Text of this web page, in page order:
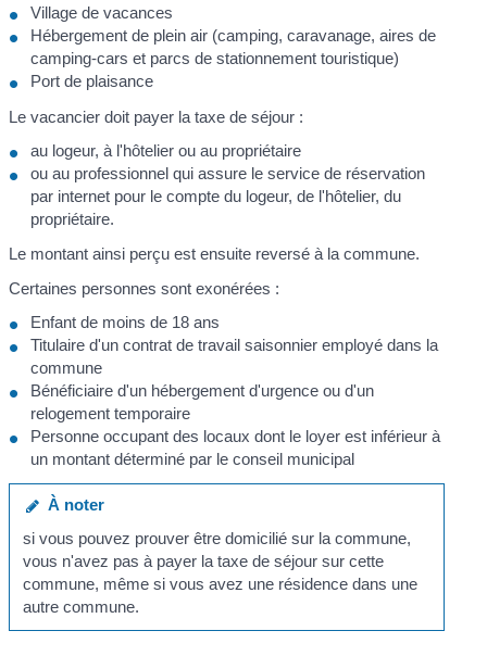
Village de vacances
Hébergement de plein air (camping, caravanage, aires de
camping-cars et parcs de stationnement touristique)
Port de plaisance
Le vacancier doit payer la taxe de séjour :
au logeur, à l'hôtelier ou au propriétaire
ou au professionnel qui assure le service de réservation
par internet pour le compte du logeur, de l'hôtelier, du
propriétaire.
Le montant ainsi perçu est ensuite reversé à la commune.
Certaines personnes sont exonérées :
Enfant de moins de 18 ans
Titulaire d'un contrat de travail saisonnier employé dans la
commune
Bénéficiaire d'un hébergement d'urgence ou d'un
relogement temporaire
Personne occupant des locaux dont le loyer est inférieur à
un montant déterminé par le conseil municipal
À noter
si vous pouvez prouver être domicilié sur la commune,
vous n'avez pas à payer la taxe de séjour sur cette
commune, même si vous avez une résidence dans une
autre commune.